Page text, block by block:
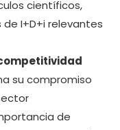
científicos,
I+D+i relevantes
su compromiso
de